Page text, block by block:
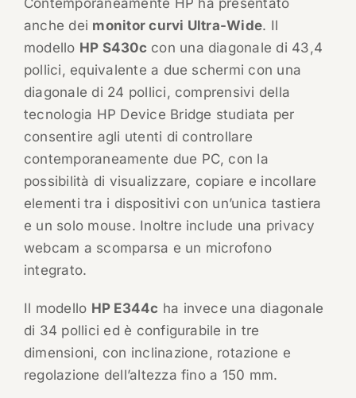
​Contemporaneamente HP ha presentato
anche dei monitor curvi Ultra-Wide. Il
modello HP S430ccon una diagonale di 43,4
pollici, equivalente a due schermi con una
diagonale di 24 pollici, comprensivi della
tecnologia HP Device Bridge studiata per
consentire agli utenti di controllare
contemporaneamente due PC, con la
possibilità di visualizzare, copiare e incollare
elementi tra i dispositivi con un’unica tastiera
e un solo mouse. Inoltre include una privacy
webcam a scomparsa e un microfono
integrato.
Il modello HP E344c ha invece una diagonale
di 34 pollici ed è configurabile in tre
dimensioni, con inclinazione, rotazione e
regolazione dell’altezza fino a 150 mm.